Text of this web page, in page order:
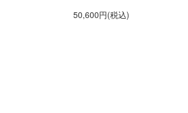
50,600円(税込)